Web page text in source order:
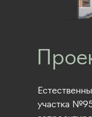
участка